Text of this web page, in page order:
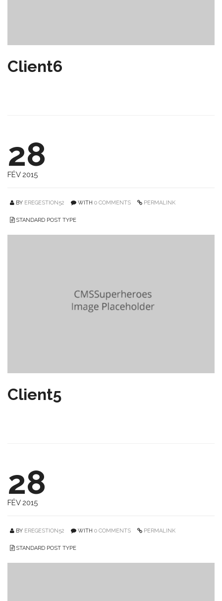
Client6
28
FÉV 2015
BY EREGESTION52 WITH 0 COMMENTS PERMALINK
STANDARD POST TYPE
Client5
28
FÉV 2015
BY EREGESTION52 WITH 0 COMMENTS PERMALINK
STANDARD POST TYPE